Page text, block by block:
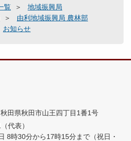
覧
地域振興局
由利地域振興局 農林部
お知らせ
田県秋田市山王四丁目1番1号
代表）
8時30分から17時15分まで （祝日・